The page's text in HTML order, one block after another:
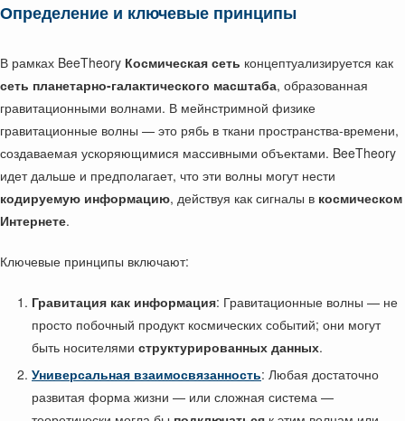
Определение и ключевые принципы
В рамках BeeTheory Космическая сеть концептуализируется как
сеть планетарно-галактического масштаба, образованная
гравитационными волнами. В мейнстримной физике
гравитационные волны — это рябь в ткани пространства-времени,
создаваемая ускоряющимися массивными объектами. BeeTheory
идет дальше и предполагает, что эти волны могут нести
кодируемую информацию, действуя как сигналы в космическом
Интернете.
Ключевые принципы включают:
Гравитация как информация: Гравитационные волны — не
просто побочный продукт космических событий; они могут
быть носителями структурированных данных.
Универсальная взаимосвязанность: Любая достаточно
развитая форма жизни — или сложная система —